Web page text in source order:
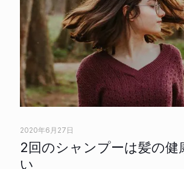
2020年6月27日
2回のシャンプーは髪の健
い